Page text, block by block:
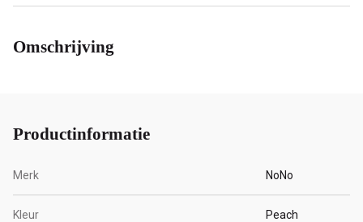
Omschrijving
Productinformatie
Merk NoNo
Kleur Peach